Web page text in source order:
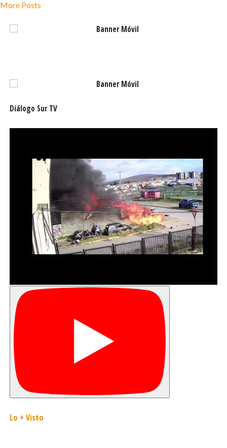
More Posts
Diálogo Sur TV
Lo + Visto